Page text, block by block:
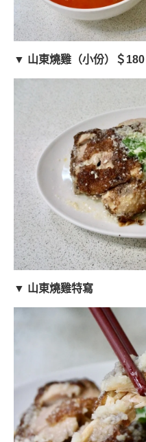
▼ 山東燒雞（小份）＄180
▼ 山東燒雞特寫